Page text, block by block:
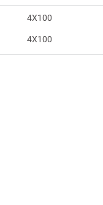
4X100
4X100